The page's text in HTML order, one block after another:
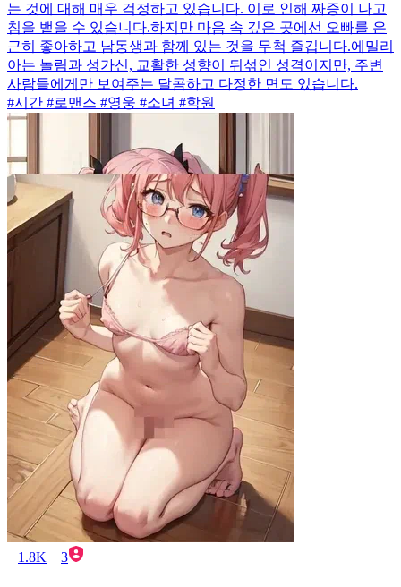
는 것에 대해 매우 걱정하고 있습니다. 이로 인해 짜증이 나고
침을 뱉을 수 있습니다.하지만 마음 속 깊은 곳에선 오빠를 은
근히 좋아하고 남동생과 함께 있는 것을 무척 즐깁니다.에밀리
아는 놀림과 성가신, 교활한 성향이 뒤섞인 성격이지만, 주변
사람들에게만 보여주는 달콤하고 다정한 면도 있습니다.
#시간 #로맨스 #영웅 #소녀 #학원
1.8K 3